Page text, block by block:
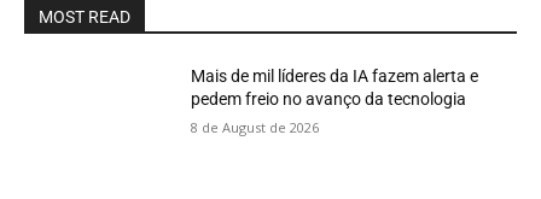
MOST READ
Mais de mil líderes da IA fazem alerta e
pedem freio no avanço da tecnologia
8 de August de 2026